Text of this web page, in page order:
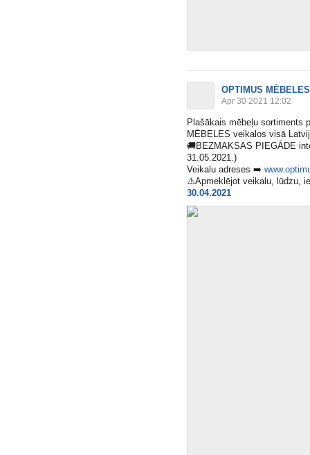
OPTIMUS MĒBELES
Apr 30 2021 12:02
Plašākais mēbeļu sortiments
MĒBELES veikalos visā
🚚BEZMAKSAS PIEGĀDE
31.05.2021.)
Veikalu adreses ➡️
⚠️Apmeklējot veikalu, lūdzu,
30.04.2021